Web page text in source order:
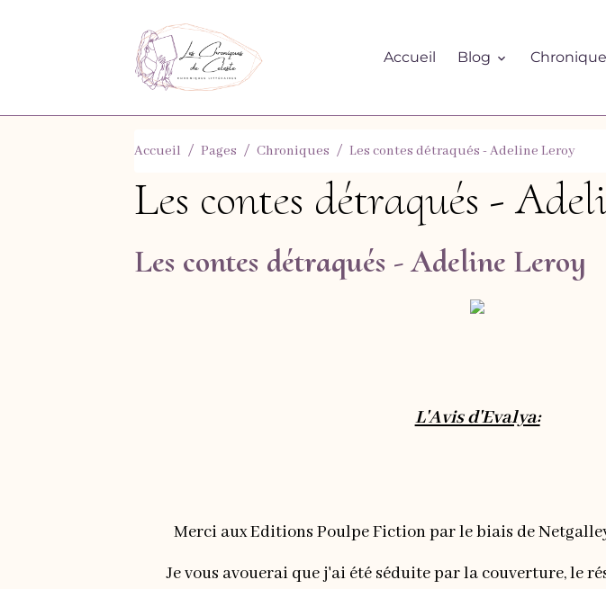
Accueil Blog
Accueil Pages Chroniques Les contes détraqués - Adeline Leroy
Les contes détraqués -
Les contes détraqués - Adeline Leroy
L'Avis d'Evalya:
Merci aux Editions Poulpe Fiction par le biais de
Je vous avouerai que j'ai été séduite par la couverture, le